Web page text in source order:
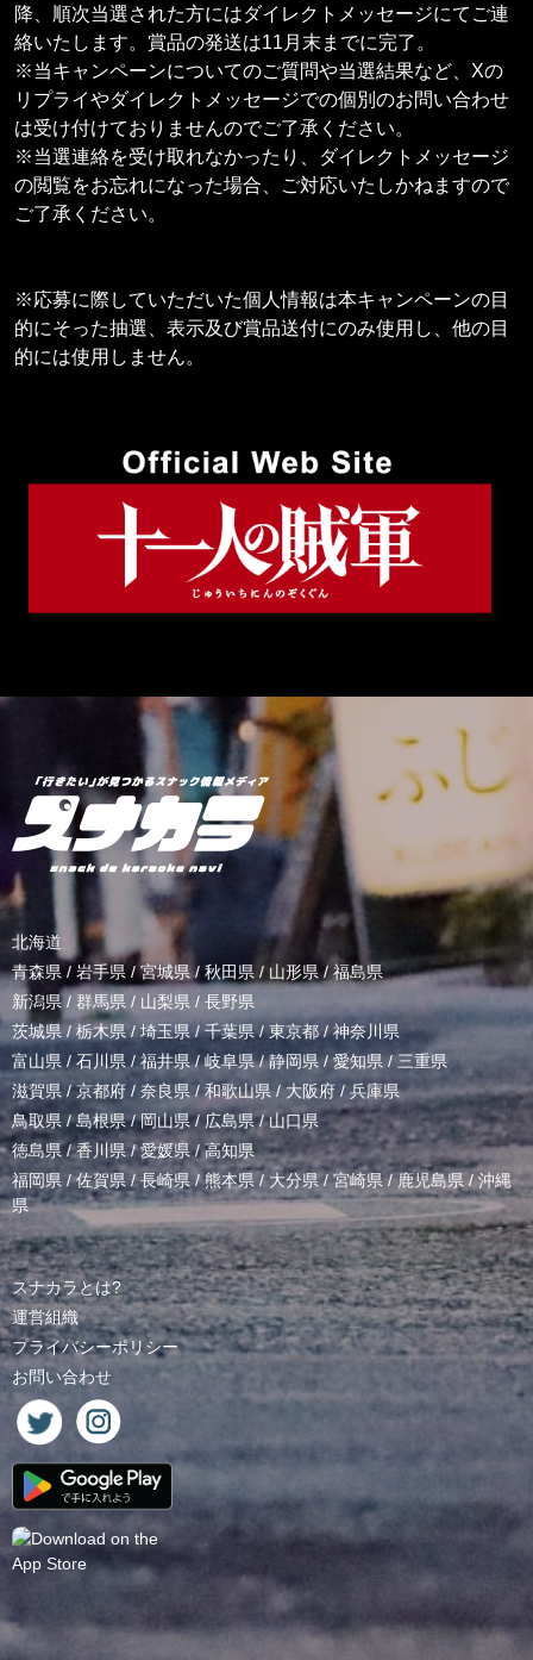
降、順次当選された方にはダイレクトメッセージにてご連
絡いたします。賞品の発送は11月末までに完了。
※当キャンペーンについてのご質問や当選結果など、Xの
リプライやダイレクトメッセージでの個別のお問い合わせ
は受け付けておりませんのでご了承ください。
※当選連絡を受け取れなかったり、ダイレクトメッセージ
の閲覧をお忘れになった場合、ご対応いたしかねますので
ご了承ください。
※応募に際していただいた個人情報は本キャンペーンの目
的にそった抽選、表示及び賞品送付にのみ使用し、他の目
的には使用しません。
北海道
青森県 / 岩手県 /宮城県/ 秋田県 / 山形県/ 福島県
新潟県 / 群馬県 / 山梨県 / 長野県
茨城県 / 栃木県/埼玉県/千葉県/東京都 / 神奈川県
富山県 / 石川県 /福井県/岐阜県/静岡県/愛知県 /三重県
滋賀県 /京都府 / 奈良県/ 和歌山県/大阪府 / 兵庫県
鳥取県 /島根県/岡山県/ 広島県/山口県
徳島県/香川県/愛媛県/高知県
福岡県 /佐賀県/ 長崎県/熊本県/大分県/宮崎県/鹿児島県 /沖縄
県
スナカラとは?
運営組織
プライバシーポリシー
お問い合わせ